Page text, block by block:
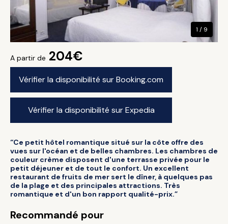
A partir de 204€
Vérifier la disponibilité sur Booking.com
Vérifier la disponibilité sur Expedia
1 / 9
“Ce petit hôtel romantique situé sur la côte offre des
vues sur l'océan et de belles chambres. Les chambres de
couleur crème disposent d'une terrasse privée pour le
petit déjeuner et de tout le confort. Un excellent
restaurant de fruits de mer sert le dîner, à quelques pas
de la plage et des principales attractions. Très
romantique et d'un bon rapport qualité-prix.”
Recommandé pour